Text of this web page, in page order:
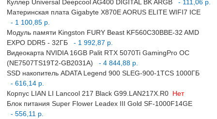
Куллер Universal Deepcool AG400 DIGITAL BK ARGB
- 111,06 р.
Материнская плата Gigabyte X870E AORUS ELITE WIFI7 ICE
- 1 100,85 р.
Модуль памяти Kingston FURY Beast KF560C30BBE-32 AMD
EXPO DDR5 - 32ГБ
- 1 992,87 р.
Видеокарта NVIDIA 16GB Palit RTX 5070Ti GamingPro OC
(NE7507TS19T2-GB2031A)
- 4 844,88 р.
SSD накопитель ADATA Legend 900 SLEG-900-1TCS 1000ГБ
- 616,14 р.
Корпус LIAN LI Lancool 217 Black G99.LAN217X.R0 Нет
Блок питания Super Flower Leadex III Gold SF-1000F14GE
- 556,11 р.